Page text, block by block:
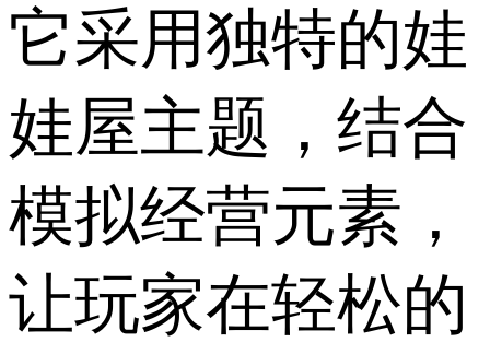
它采用独特的娃
娃屋主题，结合
模拟经营元素，
让玩家在轻松的